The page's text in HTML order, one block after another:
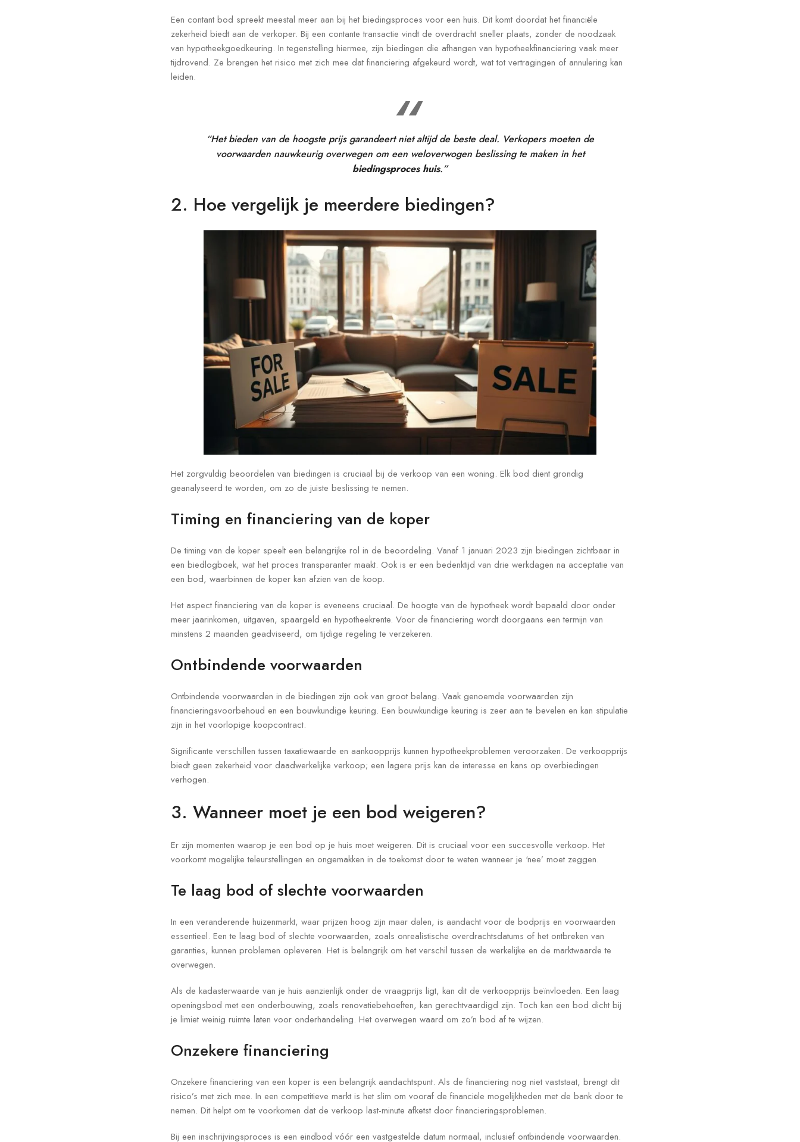
Een contant bod spreekt meestal meer aan bij het biedingsproces voor een huis. Dit komt doordat het financiële
zekerheid biedt aan de verkoper. Bij een contante transactie vindt de overdracht sneller plaats, zonder de noodzaak
van hypotheekgoedkeuring. In tegenstelling hiermee, zijn biedingen die afhangen van hypotheekfinanciering vaak meer
tijdrovend. Ze brengen het risico met zich mee dat financiering afgekeurd wordt, wat tot vertragingen of annulering kan
leiden.
“Het bieden van de hoogste prijs garandeert niet altijd de beste deal. Verkopers moeten de
voorwaarden nauwkeurig overwegen om een weloverwogen beslissing te maken in het
biedingsproces huis.”
2. Hoe vergelijk je meerdere biedingen?
Het zorgvuldig beoordelen van biedingen is cruciaal bij de verkoop van een woning. Elk bod dient grondig
geanalyseerd te worden, om zo de juiste beslissing te nemen.
Timing en financiering van de koper
De timing van de koper speelt een belangrijke rol in de beoordeling. Vanaf 1 januari 2023 zijn biedingen zichtbaar in
een biedlogboek, wat het proces transparanter maakt. Ook is er een bedenktijd van drie werkdagen na acceptatie van
een bod, waarbinnen de koper kan afzien van de koop.
Het aspect financiering van de koper is eveneens cruciaal. De hoogte van de hypotheek wordt bepaald door onder
meer jaarinkomen, uitgaven, spaargeld en hypotheekrente. Voor de financiering wordt doorgaans een termijn van
minstens 2 maanden geadviseerd, om tijdige regeling te verzekeren.
Ontbindende voorwaarden
Ontbindende voorwaarden in de biedingen zijn ook van groot belang. Vaak genoemde voorwaarden zijn
financieringsvoorbehoud en een bouwkundige keuring. Een bouwkundige keuring is zeer aan te bevelen en kan stipulatie
zijn in het voorlopige koopcontract.
Significante verschillen tussen taxatiewaarde en aankoopprijs kunnen hypotheekproblemen veroorzaken. De verkoopprijs
biedt geen zekerheid voor daadwerkelijke verkoop; een lagere prijs kan de interesse en kans op overbiedingen
verhogen.
3. Wanneer moet je een bod weigeren?
Er zijn momenten waarop je een bod op je huis moet weigeren. Dit is cruciaal voor een succesvolle verkoop. Het
voorkomt mogelijke teleurstellingen en ongemakken in de toekomst door te weten wanneer je ‘nee’ moet zeggen.
Te laag bod of slechte voorwaarden
In een veranderende huizenmarkt, waar prijzen hoog zijn maar dalen, is aandacht voor de bodprijs en voorwaarden
essentieel. Een te laag bod of slechte voorwaarden, zoals onrealistische overdrachtsdatums of het ontbreken van
garanties, kunnen problemen opleveren. Het is belangrijk om het verschil tussen de werkelijke en de marktwaarde te
overwegen.
Als de kadasterwaarde van je huis aanzienlijk onder de vraagprijs ligt, kan dit de verkoopprijs beïnvloeden. Een laag
openingsbod met een onderbouwing, zoals renovatiebehoeften, kan gerechtvaardigd zijn. Toch kan een bod dicht bij
je limiet weinig ruimte laten voor onderhandeling. Het overwegen waard om zo’n bod af te wijzen.
Onzekere financiering
Onzekere financiering van een koper is een belangrijk aandachtspunt. Als de financiering nog niet vaststaat, brengt dit
risico’s met zich mee. In een competitieve markt is het slim om vooraf de financiële mogelijkheden met de bank door te
nemen. Dit helpt om te voorkomen dat de verkoop last-minute afketst door financieringsproblemen.
Bij een inschrijvingsproces is een eindbod vóór een vastgestelde datum normaal, inclusief ontbindende voorwaarden.